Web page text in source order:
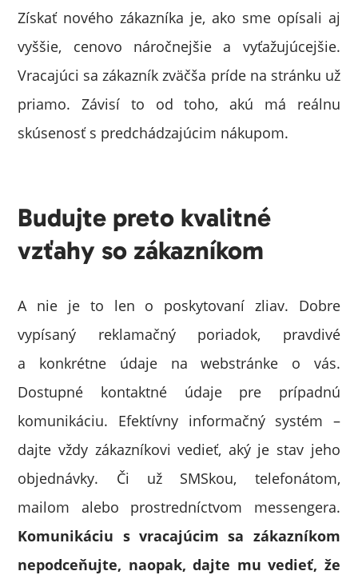
Získať nového zákazníka je, ako sme opísali aj
vyššie, cenovo náročnejšie a vyťažujúcejšie.
Vracajúci sa zákazník zväčša príde na stránku už
priamo. Závisí to od toho, akú má reálnu
skúsenosť s predchádzajúcim nákupom.
Budujte preto kvalitné
vzťahy so zákazníkom
A nie je to len o poskytovaní zliav. Dobre
vypísaný reklamačný poriadok, pravdivé
a konkrétne údaje na webstránke o vás.
Dostupné kontaktné údaje pre prípadnú
komunikáciu. Efektívny informačný systém –
dajte vždy zákazníkovi vedieť, aký je stav jeho
objednávky. Či už SMSkou, telefonátom,
mailom alebo prostredníctvom messengera.
Komunikáciu s vracajúcim sa zákazníkom
nepodceňujte, naopak, dajte mu vedieť, že